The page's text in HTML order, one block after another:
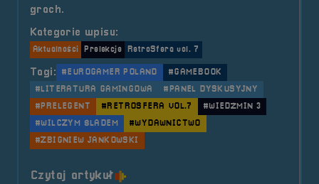
grach.
Kategorie wpisu:
Aktualności Prelekcje RetroSfera vol. 7
Tagi: #EUROGAMER POLAND
#GAMEBOOK
#LITERATURA GAMINGOWA
#PANEL DYSKUSYJNY
#PRELEGENT
#RETROSFERA VOL.7
#WIEDŹMIN 3
#WILCZYM ŚLADEM
#WYDAWNICTWO
#ZBIGNIEW JANKOWSKI
Czytaj artykuło tytule Wywiad &#8211;